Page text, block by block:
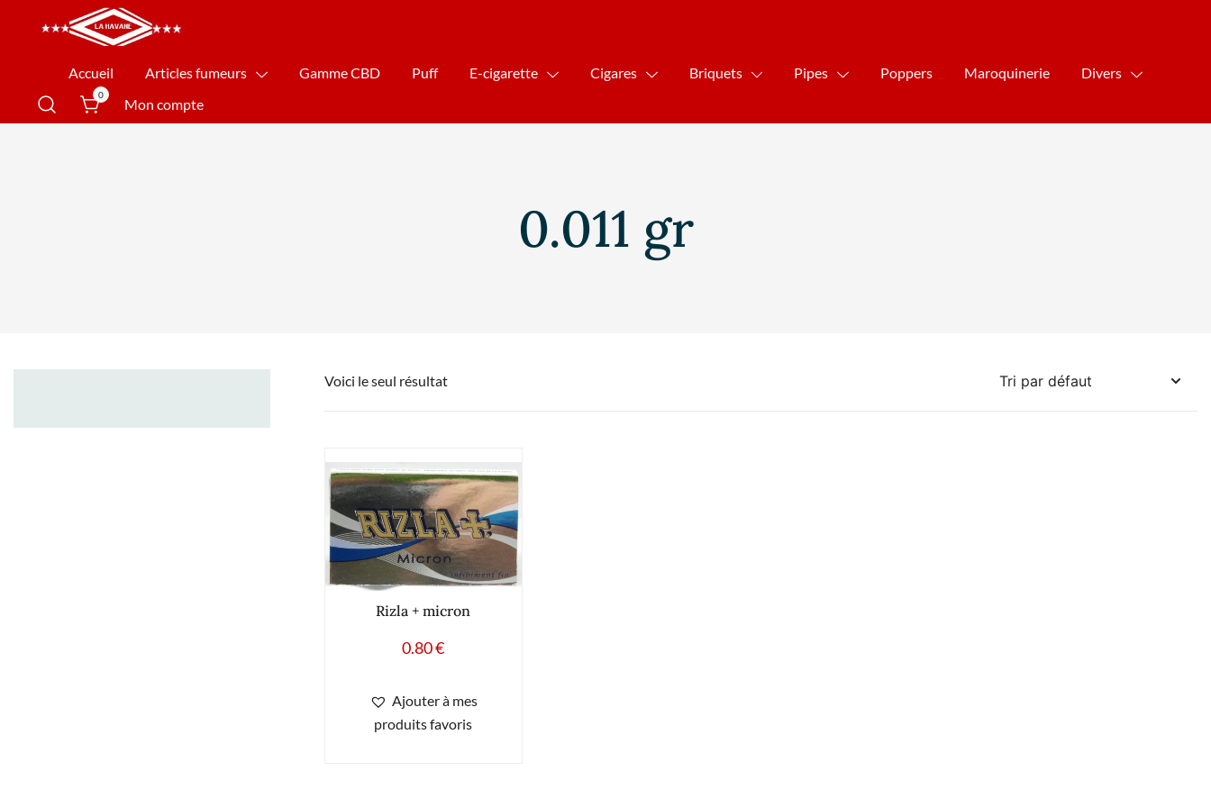
La Havane Nîmes
Accueil Articles fumeurs Gamme CBD Puff E-cigarette Cigares Briquets Pipes Poppers Maroquinerie Divers
0
Mon compte
0.011 gr
Voici le seul résultat
Rizla + micron
0.80€
Ajouter à mes
produits favoris